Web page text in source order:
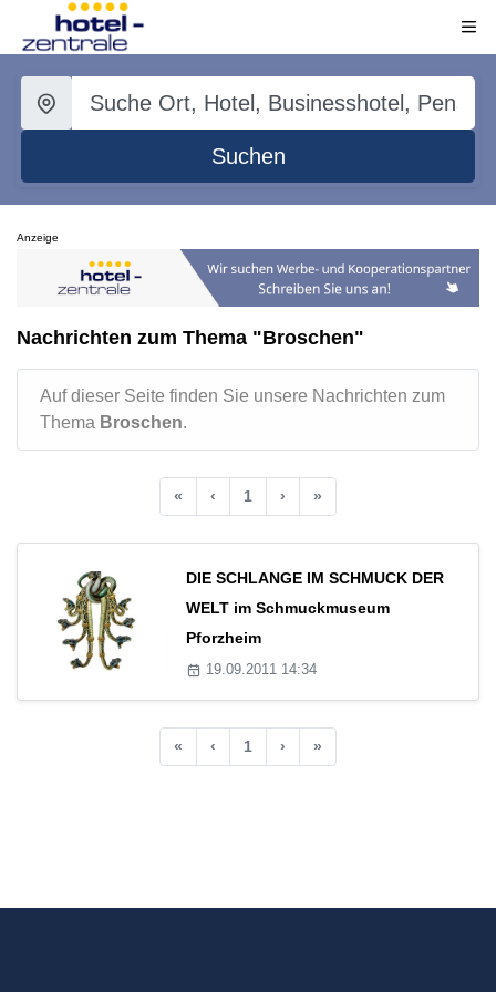
Suchen
Anzeige
Nachrichten zum Thema "Broschen"
Auf dieser Seite finden Sie unsere Nachrichten zum
Thema Broschen.
« ‹ 1 › »
DIE SCHLANGE IM SCHMUCK DER
WELT im Schmuckmuseum
Pforzheim
19.09.2011 14:34
« ‹ 1 › »